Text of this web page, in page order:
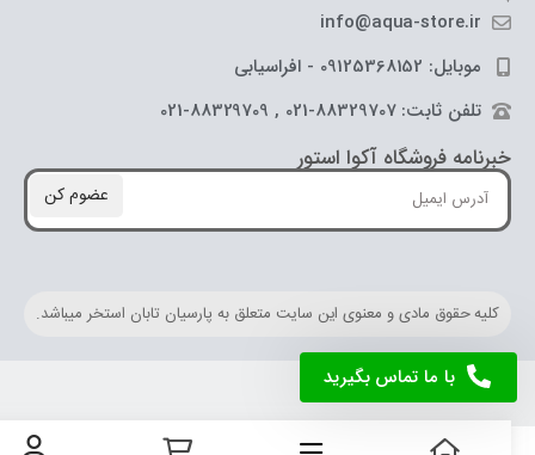
info@aqua-store.ir
موبایل: 09125368152 - افراسیابی
تلفن ثابت: 88329707-021 , 88329709-021
خبرنامه فروشگاه آکوا استور
عضوم کن
کلیه حقوق مادی و معنوی این سایت متعلق به پارسیان تابان استخر میباشد.
با ما تماس بگیرید